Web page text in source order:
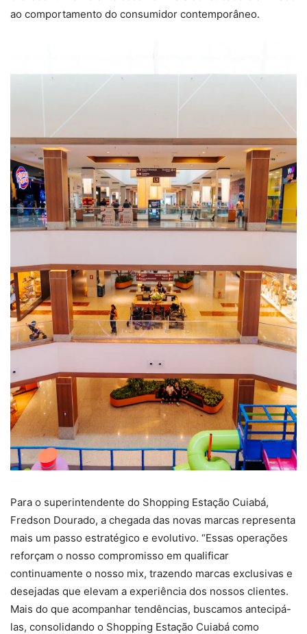
ao comportamento do consumidor contemporâneo.
Para o superintendente do Shopping Estação Cuiabá,
Fredson Dourado, a chegada das novas marcas representa
mais um passo estratégico e evolutivo. “Essas operações
reforçam o nosso compromisso em qualificar
continuamente o nosso mix, trazendo marcas exclusivas e
desejadas que elevam a experiência dos nossos clientes.
Mais do que acompanhar tendências, buscamos antecipá-
las, consolidando o Shopping Estação Cuiabá como